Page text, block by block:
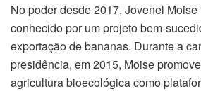
No poder desde 2017, Jovenel
conhecido por um projeto bem-
exportação de bananas. Durante a
presidência, em 2015, Moise
agricultura bioecológica como